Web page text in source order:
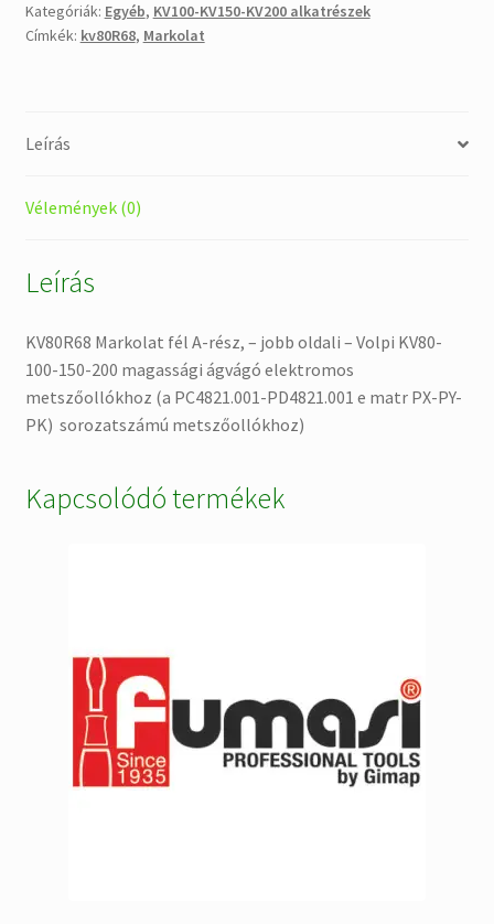
KV80-
100-
metszőollókhoz
PD4821.001
matr
PX-
PY-
PK)
metszőollókhoz
mennyiség
Kategóriák: Egyéb, KV100-KV150-KV200 alkatrészek
Címkék: kv80R68, Markolat
Leírás
Vélemények (0)
Leírás
KV80R68 Markolat fél A-rész, – jobb oldali – Volpi KV80-
100-150-200 magassági ágvágó elektromos
metszőollókhoz (a PC4821.001-PD4821.001 e matr PX-PY-
PK) sorozatszámú metszőollókhoz)
Kapcsolódó termékek